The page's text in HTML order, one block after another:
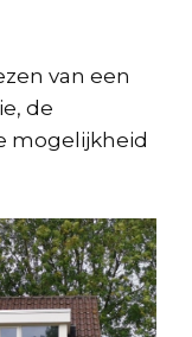
van een
de
mogelijkheid